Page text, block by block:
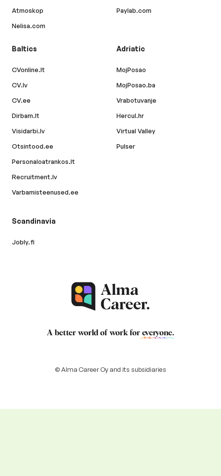
Atmoskop
Nelisa.com
Paylab.com
Baltics
CVonline.lt
CV.lv
CV.ee
Dirbam.lt
Visidarbi.lv
Otsintood.ee
Personaloatrankos.lt
Recruitment.lv
Varbamisteenused.ee
Adriatic
MojPosao
MojPosao.ba
Vrabotuvanje
Hercul.hr
Virtual Valley
Pulser
Scandinavia
Jobly.fi
A better world of work for everyone.
© Alma Career Oy and its subsidiaries